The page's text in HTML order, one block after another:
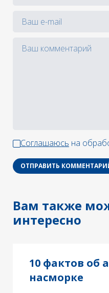
Соглашаюсь на
ОТПРАВИТЬ
Вам также
интересно
10 фактов об
насморке